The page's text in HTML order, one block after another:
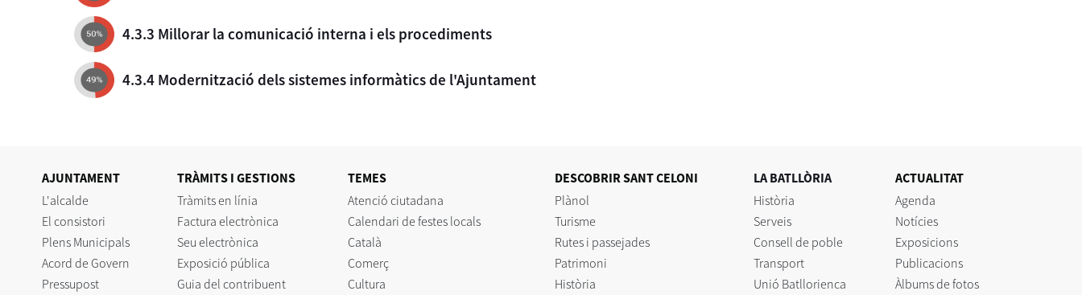
4.3.3 Millorar la comunicació interna i els procediments
4.3.4 Modernització dels sistemes informàtics de l'Ajuntament
AJUNTAMENT
L'alcalde
El consistori
Plens Municipals
Acord de Govern
Pressupost
TRÀMITS I GESTIONS
Tràmits en línia
Factura electrònica
Seu electrònica
Exposició pública
Guia del contribuent
TEMES
Atenció ciutadana
Calendari de festes locals
Català
Comerç
Cultura
DESCOBRIR SANT CELONI
Plànol
Turisme
Rutes i passejades
Patrimoni
Història
LA BATLLÒRIA
Història
Serveis
Consell de poble
Transport
Unió Batllorienca
ACTUALITAT
Agenda
Notícies
Exposicions
Publicacions
Àlbums de fotos